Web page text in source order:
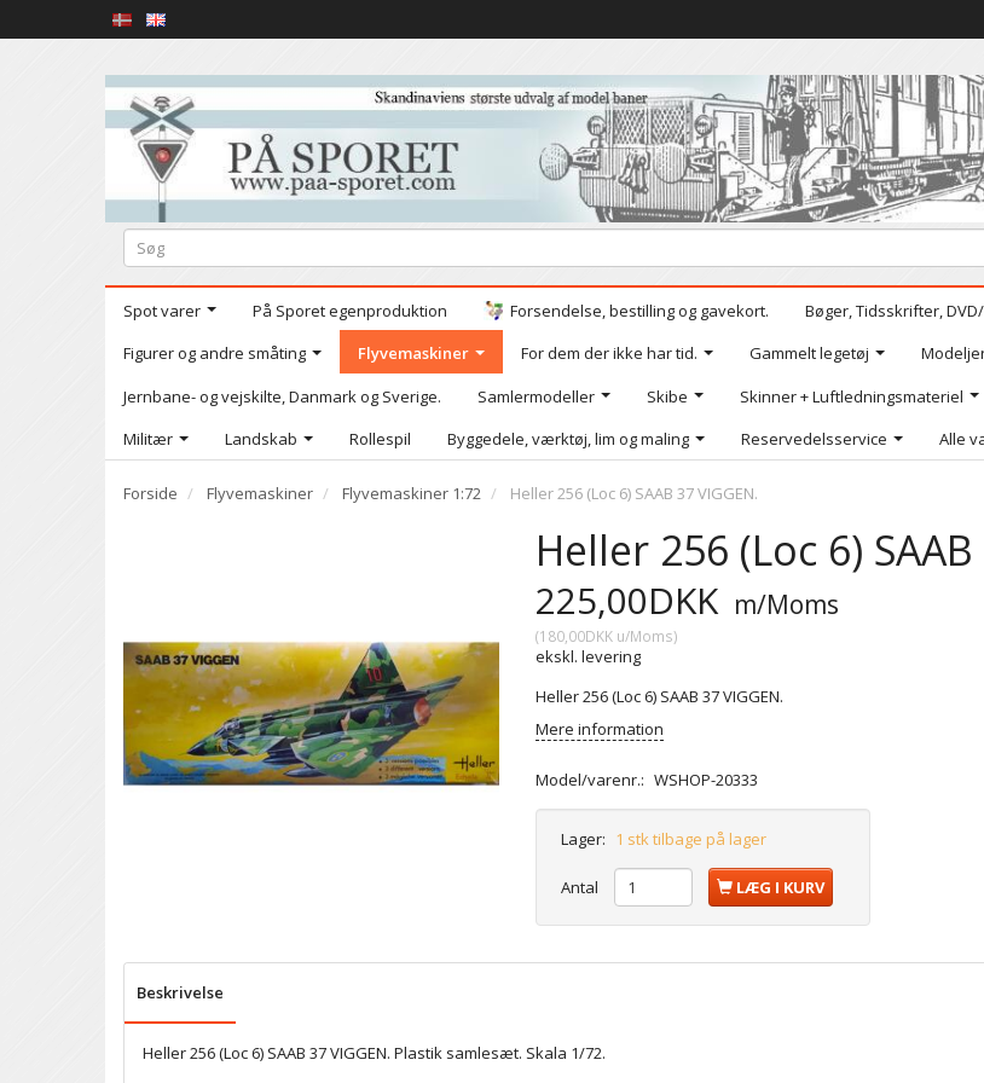
Spot varer På Sporet egenproduktion Forsendelse, bestilling og gavekort. Bøger, Tidsskrifter, DVD/
Figurer og andre småting
Flyvemaskiner For dem der ikke har tid. Gammelt legetøj
Jernbane- og vejskilte, Danmark og Sverige.
Samlermodeller Skibe Skinner + Luftledningsmateriel
Militær
Landskab Rollespil Byggedele, værktøj, lim og maling Reservedelsservice Alle
Forside Flyvemaskiner Flyvemaskiner 1:72 Heller 256 (Loc 6) SAAB 37 VIGGEN.
Heller 256 (Loc 6) SAAB
225,00DKK m/Moms
(180,00DKK u/Moms)
ekskl. levering
Heller 256 (Loc 6) SAAB 37 VIGGEN.
Mere information
Model/varenr.: WSHOP-20333
Lager: 1 stk tilbage på lager
Antal LÆG I KURV
Beskrivelse
Heller 256 (Loc 6) SAAB 37 VIGGEN. Plastik samlesæt. Skala 1/72.